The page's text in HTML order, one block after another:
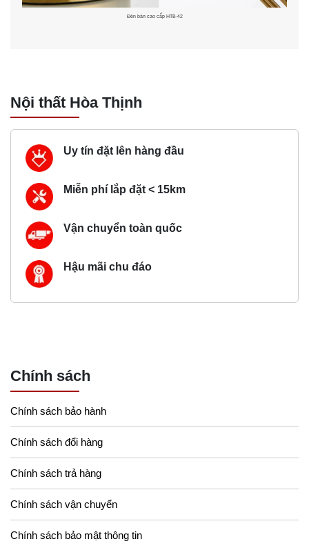
Đèn bàn cao cấp HTB-42
Nội thất Hòa Thịnh
Uy tín đặt lên hàng đầu
Miễn phí lắp đặt < 15km
Vận chuyển toàn quốc
Hậu mãi chu đáo
Chính sách
Chính sách bảo hành
Chính sách đổi hàng
Chính sách trả hàng
Chính sách vận chuyển
Chính sách bảo mật thông tin